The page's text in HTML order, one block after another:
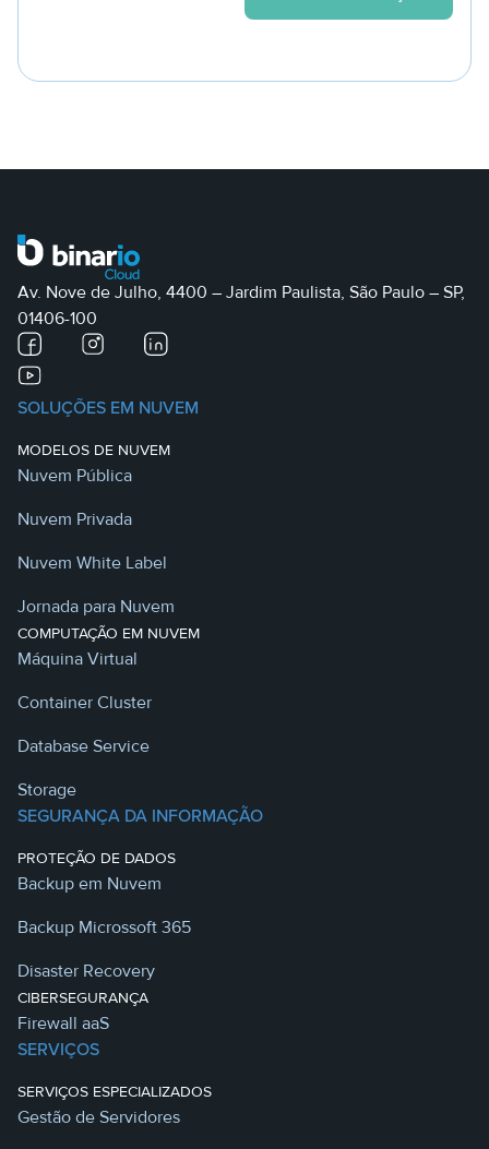
Av. Nove de Julho, 4400 – Jardim Paulista, São Paulo – SP,
01406-100
SOLUÇÕES EM NUVEM
MODELOS DE NUVEM
Nuvem Pública
Nuvem Privada
Nuvem White Label
Jornada para Nuvem
COMPUTAÇÃO EM NUVEM
Máquina Virtual
Container Cluster
Database Service
Storage
SEGURANÇA DA INFORMAÇÃO
PROTEÇÃO DE DADOS
Backup em Nuvem
Backup Microssoft 365
Disaster Recovery
CIBERSEGURANÇA
Firewall aaS
SERVIÇOS
SERVIÇOS ESPECIALIZADOS
Gestão de Servidores